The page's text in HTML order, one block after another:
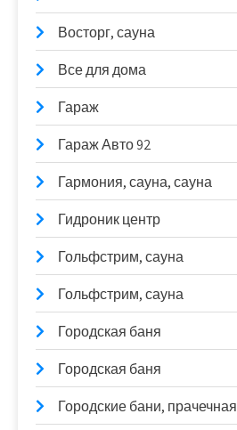
Восторг, сауна
Все для дома
Гараж
Гараж Авто 92
Гармония, сауна, сауна
Гидроник центр
Гольфстрим, сауна
Гольфстрим, сауна
Городская баня
Городская баня
Городские бани, прачечная